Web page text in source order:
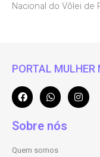
Nacional do Vôlei de
PORTAL MULHER
Sobre nós
Quem somos